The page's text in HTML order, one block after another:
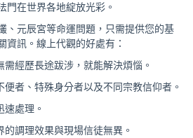
門在世界各地綻放光彩。
、元辰宮等命運問題，只需提供您的基
資訊。線上代觀的好處有：
經歷長途跋涉，就能解決煩惱。
者、特殊身分者以及不同宗教信仰者。
處理。
調理效果與現場信徒無異。